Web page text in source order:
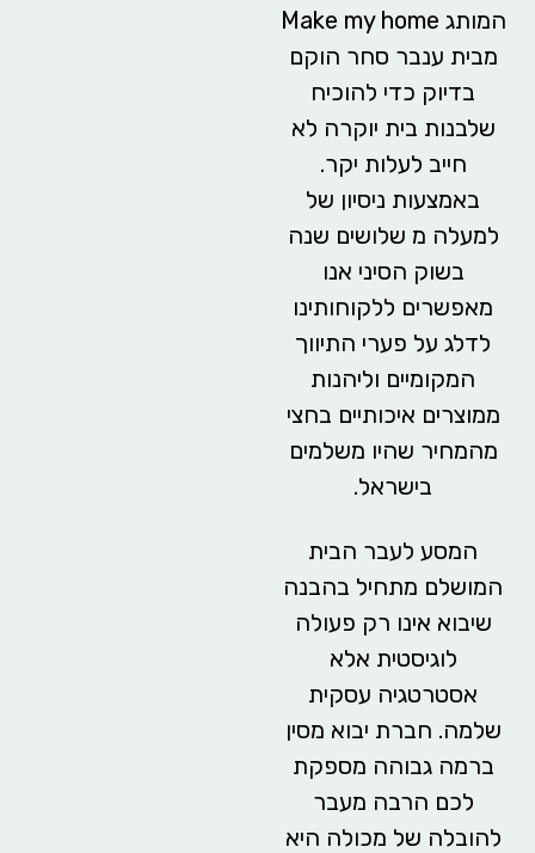
המותג Make my home
מבית ענבר סחר הוקם
בדיוק כדי להוכיח
שלבנות בית יוקרה לא
חייב לעלות יקר.
באמצעות ניסיון של
למעלה מ שלושים שנה
בשוק הסיני אנו
מאפשרים ללקוחותינו
לדלג על פערי התיווך
המקומיים וליהנות
ממוצרים איכותיים בחצי
מהמחיר שהיו משלמים
בישראל.
המסע לעבר הבית
המושלם מתחיל בהבנה
שיבוא אינו רק פעולה
לוגיסטית אלא
אסטרטגיה עסקית
שלמה. חברת יבוא מסין
ברמה גבוהה מספקת
לכם הרבה מעבר
להובלה של מכולה היא